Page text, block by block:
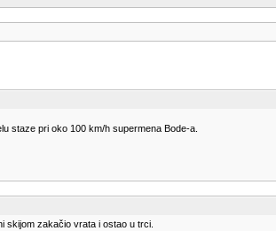
staze pri oko 100 km/h supermena Bode-a.
skijom zakačio vrata i ostao u trci.